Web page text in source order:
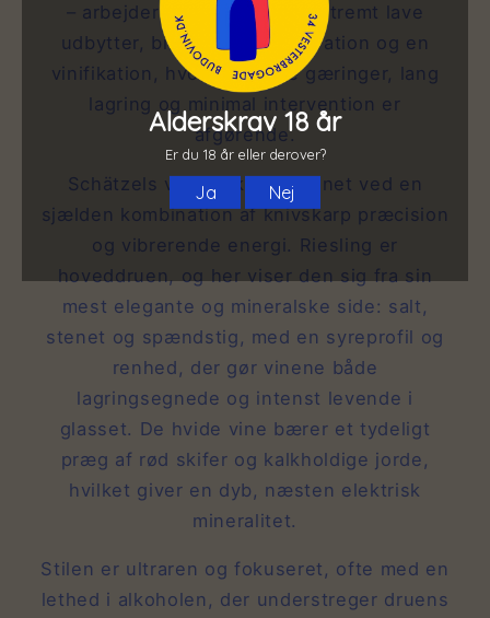
– arbejder Schätzel med ekstremt lave
udbytter, biodynamisk inspiration og en
vinifikation, hvor spontane gæringer, lang
lagring og minimal intervention er
afgørende.
Schätzels vine er kendetegnet ved en
sjælden kombination af knivskarp præcision
og vibrerende energi. Riesling er
hoveddruen, og her viser den sig fra sin
mest elegante og mineralske side: salt,
stenet og spændstig, med en syreprofil og
renhed, der gør vinene både
lagringsegnede og intenst levende i
glasset. De hvide vine bærer et tydeligt
præg af rød skifer og kalkholdige jorde,
hvilket giver en dyb, næsten elektrisk
mineralitet.
Stilen er ultraren og fokuseret, ofte med en
lethed i alkoholen, der understreger druens